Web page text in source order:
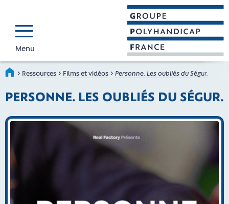
GROUPE
Faire connaître et
Menu
Accueil
› Ressources › Films et vidéos › Personne. Les oubliés du Ségur.
PERSONNE. LES OUBLIÉS DU SÉGUR.